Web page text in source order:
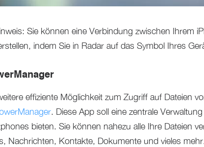
Sie können eine Verbindung zwischen Ihrem
indem Sie in Radar auf das Symbol Ihres
effiziente Möglichkeit zum Zugriff auf Dateien
. Diese App soll eine zentrale
bieten. Sie können nahezu alle Ihre Dateien
Nachrichten, Kontakte, Dokumente und vieles